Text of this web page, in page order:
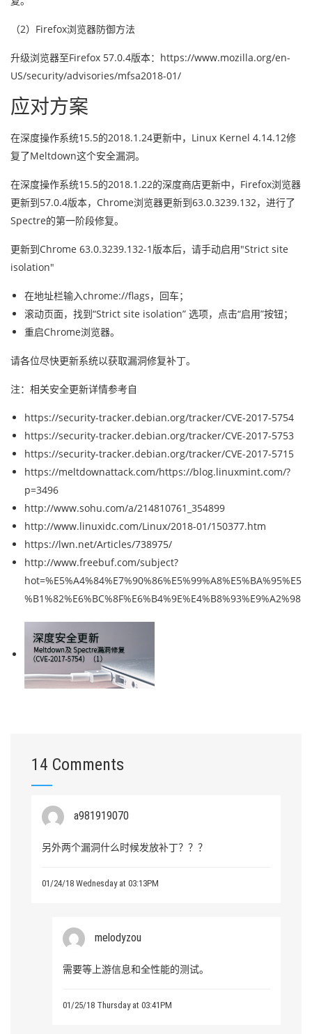
（2）Firefox浏览器防御方法
升级浏览器至Firefox 57.0.4版本：https://www.mozilla.org/en-
US/security/advisories/mfsa2018-01/
应对方案
在深度操作系统15.5的2018.1.24更新中，Linux Kernel 4.14.12修
复了Meltdown这个安全漏洞。
在深度操作系统15.5的2018.1.22的深度商店更新中，Firefox浏览器
更新到57.0.4版本，Chrome浏览器更新到63.0.3239.132，进行了
Spectre的第一阶段修复。
更新到Chrome 63.0.3239.132-1版本后，请手动启用"Strict site
isolation"
在地址栏输入chrome://flags，回车；
滚动页面，找到“Strict site isolation” 选项，点击“启用”按钮；
重启Chrome浏览器。
请各位尽快更新系统以获取漏洞修复补丁。
注：相关安全更新详情参考自
https://security-tracker.debian.org/tracker/CVE-2017-5754
https://security-tracker.debian.org/tracker/CVE-2017-5753
https://security-tracker.debian.org/tracker/CVE-2017-5715
https://meltdownattack.com/https://blog.linuxmint.com/?
p=3496
http://www.sohu.com/a/214810761_354899
http://www.linuxidc.com/Linux/2018-01/150377.htm
https://lwn.net/Articles/738975/
http://www.freebuf.com/subject?
hot=%E5%A4%84%E7%90%86%E5%99%A8%E5%BA%95%E5
%B1%82%E6%BC%8F%E6%B4%9E%E4%B8%93%E9%A2%98
14 Comments
a981919070
另外两个漏洞什么时候发放补丁？？？
01/24/18 Wednesday at 03:13PM
melodyzou
需要等上游信息和全性能的测试。
01/25/18 Thursday at 03:41PM